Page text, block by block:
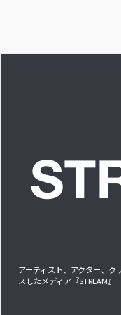
アーティスト、アクター、
スしたメディア『STREAM』